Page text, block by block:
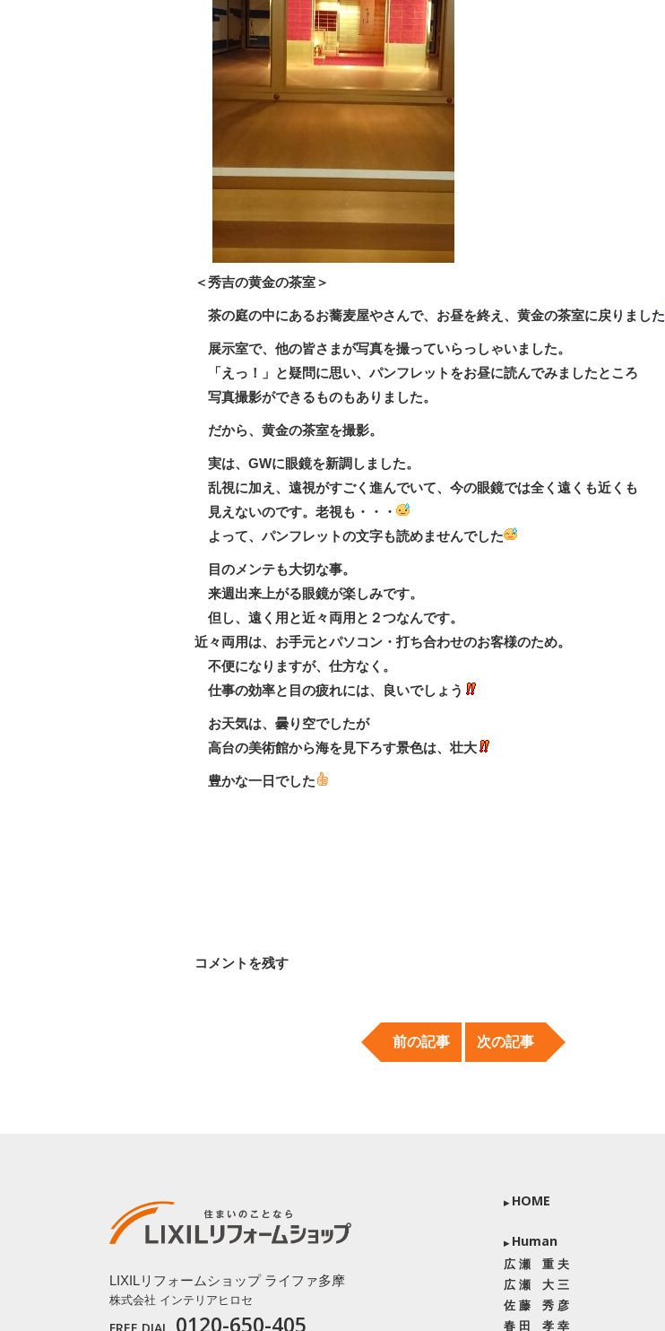
＜秀吉の黄金の茶室＞
茶の庭の中にあるお蕎麦屋やさんで、お昼を終え、黄金の茶室に戻りました
展示室で、他の皆さまが写真を撮っていらっしゃいました。
「えっ！」と疑問に思い、パンフレットをお昼に読んでみましたところ
写真撮影ができるものもありました。
だから、黄金の茶室を撮影。
実は、GWに眼鏡を新調しました。
乱視に加え、遠視がすごく進んでいて、今の眼鏡では全く遠くも近くも
見えないのです。老視も・・・
よって、パンフレットの文字も読めませんでした
目のメンテも大切な事。
来週出来上がる眼鏡が楽しみです。
但し、遠く用と近々両用と２つなんです。
近々両用は、お手元とパソコン・打ち合わせのお客様のため。
不便になりますが、仕方なく。
仕事の効率と目の疲れには、良いでしょう
お天気は、曇り空でしたが
高台の美術館から海を見下ろす景色は、壮大
豊かな一日でした
コメントを残す
前の記事 次の記事
LIXILリフォームショップ ライファ多摩
株式会社 インテリアヒロセ
0120-650-405
▶ HOME
▶ Human
広 瀬 重 夫
広 瀬 大 三
佐 藤 秀 彦
春 田 孝 幸